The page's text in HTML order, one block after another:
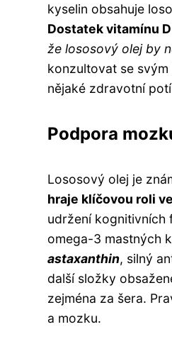
kyselin obsahuje
Dostatek vitamínu
že lososový olej by
konzultovat se
nějaké zdravotní
Podpora
Lososový olej je
hraje klíčovou roli
udržení kognitivních
omega-3 mastných
astaxanthin, silný
další složky
zejména za šera.
a mozku.